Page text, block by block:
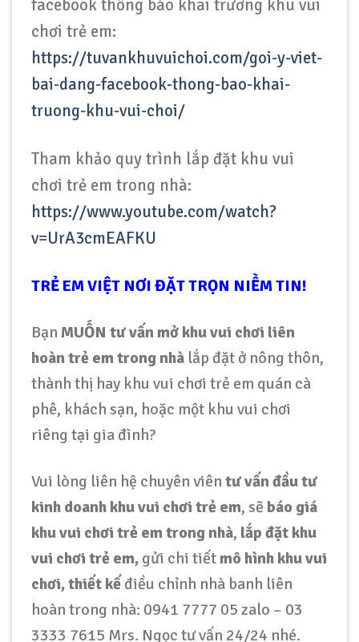
facebook thông báo khai trương khu vui
chơi trẻ em:
https://tuvankhuvuichoi.com/goi-y-viet-
bai-dang-facebook-thong-bao-khai-
truong-khu-vui-choi/
Tham khảo quy trình lắp đặt khu vui
chơi trẻ em trong nhà:
https://www.youtube.com/watch?
v=UrA3cmEAFKU
TRẺ EM VIỆT NƠI ĐẶT TRỌN NIỀM TIN!
Bạn MUỐN tư vấn mở khu vui chơi liên
hoàn trẻ em trong nhà lắp đặt ở nông thôn,
thành thị hay khu vui chơi trẻ em quán cà
phê, khách sạn, hoặc một khu vui chơi
riêng tại gia đình?
Vui lòng liên hệ chuyên viên tư vấn đầu tư
kinh doanh khu vui chơi trẻ em, sẽ báo giá
khu vui chơi trẻ em trong nhà, lắp đặt khu
vui chơi trẻ em, gửi chi tiết mô hình khu vui
chơi, thiết kế điều chỉnh nhà banh liên
hoàn trong nhà: 0941 7777 05 zalo – 03
3333 7615 Mrs. Ngọc tư vấn 24/24 nhé.